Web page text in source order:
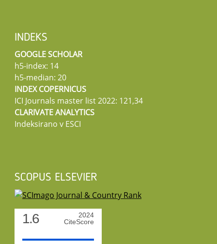
INDEKS
GOOGLE SCHOLAR
h5-index: 14
h5-median: 20
INDEX COPERNICUS
ICI Journals master list 2022: 121,34
CLARIVATE ANALYTICS
Indeksirano v ESCI
SCOPUS ELSEVIER
1.6
2024
CiteScore